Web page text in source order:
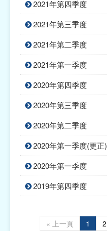
2021年第四季度
2021年第三季度
2021年第二季度
2021年第一季度
2020年第四季度
2020年第三季度
2020年第二季度
2020年第一季度(更正)
2020年第一季度
2019年第四季度
« 上一頁 1 2